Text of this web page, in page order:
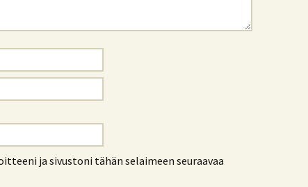
ja sivustoni tähän selaimeen seuraavaa